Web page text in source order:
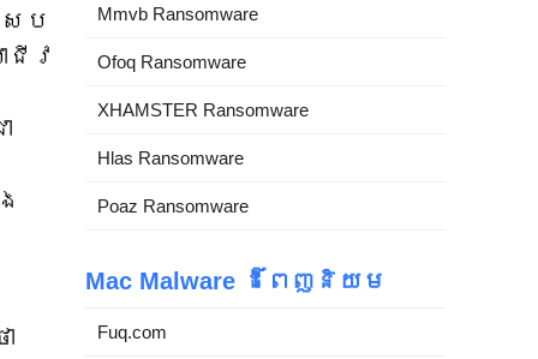
រប
ជីវ
Mmvb Ransomware
Ofoq Ransomware
XHAMSTER Ransomware
Hlas Ransomware
Poaz Ransomware
Mac Malware ដ៏ពេញនិយម
Fuq.com